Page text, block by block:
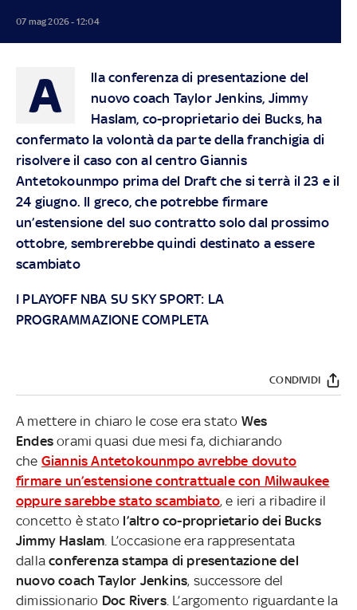
07 mag 2026 - 12:04
A
lla conferenza di presentazione del
nuovo coach Taylor Jenkins, Jimmy
Haslam, co-proprietario dei Bucks, ha
confermato la volontà da parte della franchigia di
risolvere il caso con al centro Giannis
Antetokounmpo prima del Draft che si terrà il 23 e il
24 giugno. Il greco, che potrebbe firmare
un’estensione del suo contratto solo dal prossimo
ottobre, sembrerebbe quindi destinato a essere
scambiato
I PLAYOFF NBA SU SKY SPORT: LA
PROGRAMMAZIONE COMPLETA
CONDIVIDI
A mettere in chiaro le cose era stato Wes
Endes orami quasi due mesi fa, dichiarando
che Giannis Antetokounmpo avrebbe dovuto
firmare un’estensione contrattuale con Milwaukee
oppure sarebbe stato scambiato, e ieri a ribadire il
concetto è stato l’altro co-proprietario dei Bucks
Jimmy Haslam . L’occasione era rappresentata
dallaconferenza stampa di presentazione del
nuovo coach Taylor Jenkins, successore del
dimissionario Doc Rivers. L’argomento riguardante la